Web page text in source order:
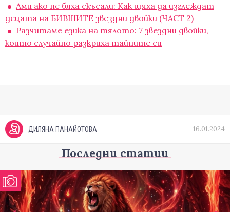
Ами ако не бяха скъсали: Как щяха да изглеждат
децата на БИВШИТЕ звездни двойки (ЧАСТ 2)
Разчитаме езика на тялото: 7 звездни двойки,
които случайно разкриха тайните си
ДИЛЯНА ПАНАЙОТОВА 16.01.2024
Последни статии